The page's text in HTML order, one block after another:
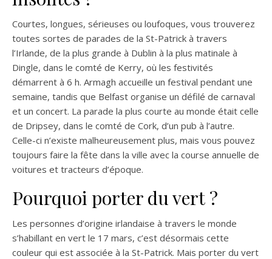
Courtes, longues, sérieuses ou loufoques, vous trouverez
toutes sortes de parades de la St-Patrick à travers
l’Irlande, de la plus grande à Dublin à la plus matinale à
Dingle, dans le comté de Kerry, où les festivités
démarrent à 6 h. Armagh accueille un festival pendant une
semaine, tandis que Belfast organise un défilé de carnaval
et un concert. La parade la plus courte au monde était celle
de Dripsey, dans le comté de Cork, d’un pub à l’autre.
Celle-ci n’existe malheureusement plus, mais vous pouvez
toujours faire la fête dans la ville avec la course annuelle de
voitures et tracteurs d’époque.
Pourquoi porter du vert ?
Les personnes d’origine irlandaise à travers le monde
s’habillant en vert le 17 mars, c’est désormais cette
couleur qui est associée à la St-Patrick. Mais porter du vert